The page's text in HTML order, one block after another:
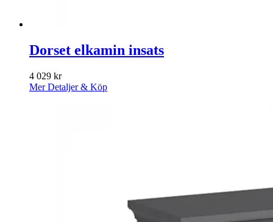
Dorset elkamin insats
4 029 kr
Mer Detaljer & Köp